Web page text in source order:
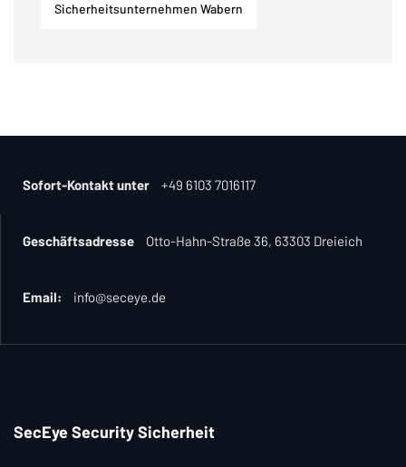
Sicherheitsunternehmen Wabern
Sofort-Kontakt unter +49 6103 7016117
Geschäftsadresse Otto-Hahn-Straße 36, 63303 Dreieich
Email: info@seceye.de
SecEye Security Sicherheit